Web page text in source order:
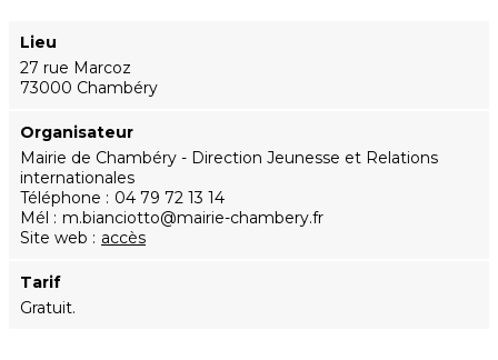
Lieu
27 rue Marcoz
73000 Chambéry
Organisateur
Mairie de Chambéry - Direction Jeunesse et Relations
internationales
Téléphone
04 79 72 13 14
Mél
m.bianciotto@mairie-chambery.fr
Site web
accès
Tarif
Gratuit.